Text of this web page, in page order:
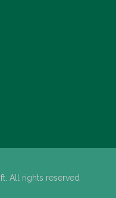
All rights reserved